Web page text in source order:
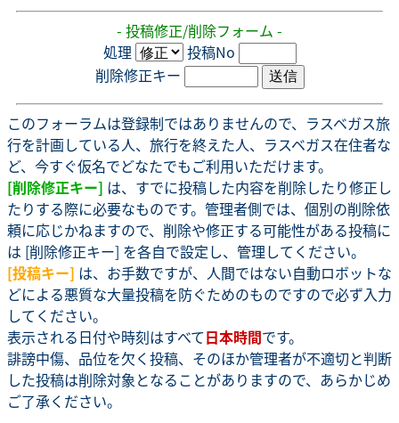
- 投稿修正/削除フォーム -
処理
投稿No
削除修正キー
このフォーラムは登録制ではありませんので、ラスベガス旅
行を計画している人、旅行を終えた人、ラスベガス在住者な
ど、今すぐ仮名でどなたでもご利用いただけます。
[削除修正キー] は、すでに投稿した内容を削除したり修正し
たりする際に必要なものです。管理者側では、個別の削除依
頼に応じかねますので、削除や修正する可能性がある投稿に
は [削除修正キー] を各自で設定し、管理してください。
[投稿キー] は、お手数ですが、人間ではない自動ロボットな
どによる悪質な大量投稿を防ぐためのものですので必ず入力
してください。
表示される日付や時刻はすべて日本時間です。
誹謗中傷、品位を欠く投稿、そのほか管理者が不適切と判断
した投稿は削除対象となることがありますので、あらかじめ
ご了承ください。